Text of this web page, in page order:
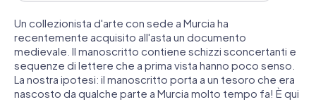
Un collezionista d'arte con sede a Murcia ha
recentemente acquisito all'asta un documento
medievale. Il manoscritto contiene schizzi sconcertanti e
sequenze di lettere che a prima vista hanno poco senso.
La nostra ipotesi: il manoscritto porta a un tesoro che era
nascosto da qualche parte a Murcia molto tempo fa! È qui